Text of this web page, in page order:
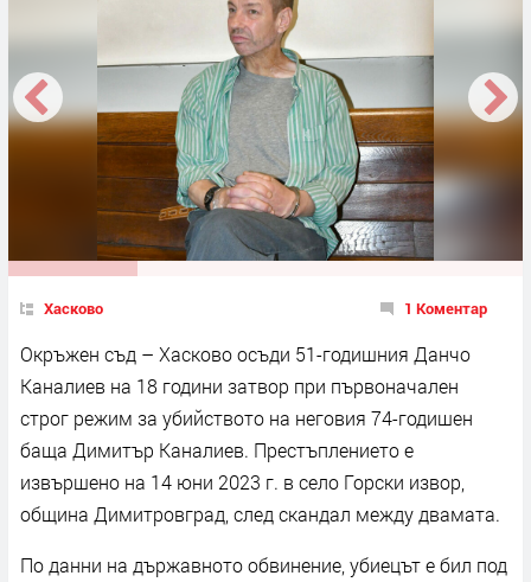
Хасково 1 Коментар
Окръжен съд – Хасково осъди 51-годишния Данчо
Каналиев на 18 години затвор при първоначален
строг режим за убийството на неговия 74-годишен
баща Димитър Каналиев. Престъплението е
извършено на 14 юни 2023 г. в село Горски извор,
община Димитровград, след скандал между двамата.
По данни на държавното обвинение, убиецът е бил под